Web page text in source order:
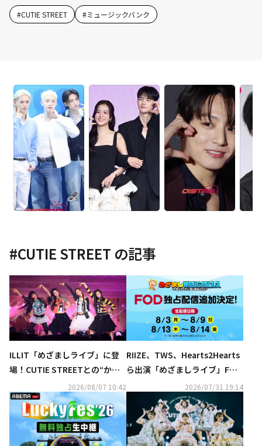
#CUTIE STREET #ミュージックバンク
#CUTIE STREET の記事
ILLIT「めざましライブ」に登
場！CUTIE STREETとの“かわ
いい”コラボ＆最新曲のステー
ジまで…ファン熱狂
2026/08/07 10:42
RIIZE、TWS、Hearts2Hearts
ら出演「めざましライブ」FOD
2026/07/31 19:14